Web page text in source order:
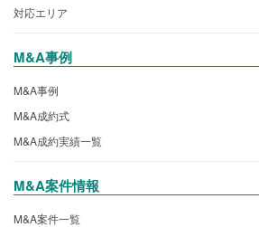
対応エリア
M&A事例
M&A事例
M&A成約式
M&A成約実績一覧
M&A案件情報
M&A案件一覧